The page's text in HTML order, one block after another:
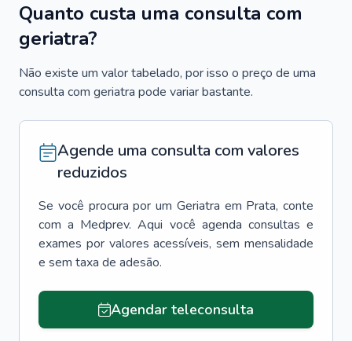
Quanto custa uma consulta com
geriatra?
Não existe um valor tabelado, por isso o preço de uma
consulta com geriatra pode variar bastante.
Agende uma consulta com valores
reduzidos
Se você procura por um Geriatra em Prata, conte
com a Medprev. Aqui você agenda consultas e
exames por valores acessíveis, sem mensalidade
e sem taxa de adesão.
Agendar teleconsulta